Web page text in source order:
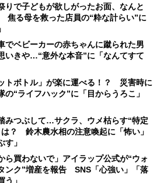
りで子どもが欲しがったお面、なんと
る母を救った店員の“粋な計らい”に
でベビーカーの赤ちゃんに蹴られた男
きや…“意外な本音”に「なんてすて
トボトル」が楽に運べる！？ 災害時に
の“ライフハック”に「目からうろこ」
みつぶして…サクラ、ウメ枯らす“特定
？ 鈴木農水相の注意喚起に「怖い」
す」
ら買わないで」アイラップ公式が“ウォ
ンク”増産を報告 SNS「心強い」「落
う」